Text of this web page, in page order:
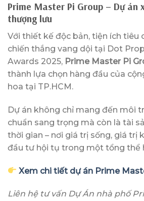
Prime Master Pi Group – Dự án
thượng lưu
Với thiết kế độc bản, tiện ích tiêu
chiến thắng vang dội tại Dot
Awards 2025, Prime Master Pi
thành lựa chọn hàng đầu của
hoa tại TP.HCM.
Dự án không chỉ mang đến môi
chuẩn sang trọng mà còn là tài
thời gian – nơi giá trị sống, giá trị
đầu tư hội tụ trong một tổng thể
Xem chi tiết dự án Prime
Liên hệ tư vấn Dự Án nhà phố